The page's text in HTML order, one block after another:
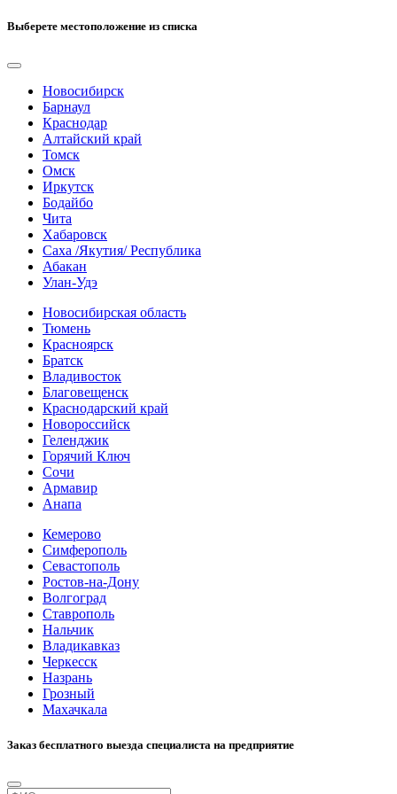
Выберете местоположение из списка
Новосибирск
Барнаул
Краснодар
Алтайский край
Томск
Омск
Иркутск
Бодайбо
Чита
Хабаровск
Саха /Якутия/ Республика
Абакан
Улан-Удэ
Новосибирская область
Тюмень
Красноярск
Братск
Владивосток
Благовещенск
Краснодарский край
Новороссийск
Геленджик
Горячий Ключ
Сочи
Армавир
Анапа
Кемерово
Симферополь
Севастополь
Ростов-на-Дону
Волгоград
Ставрополь
Нальчик
Владикавказ
Черкесск
Назрань
Грозный
Махачкала
Заказ бесплатного выезда специалиста на предприятие